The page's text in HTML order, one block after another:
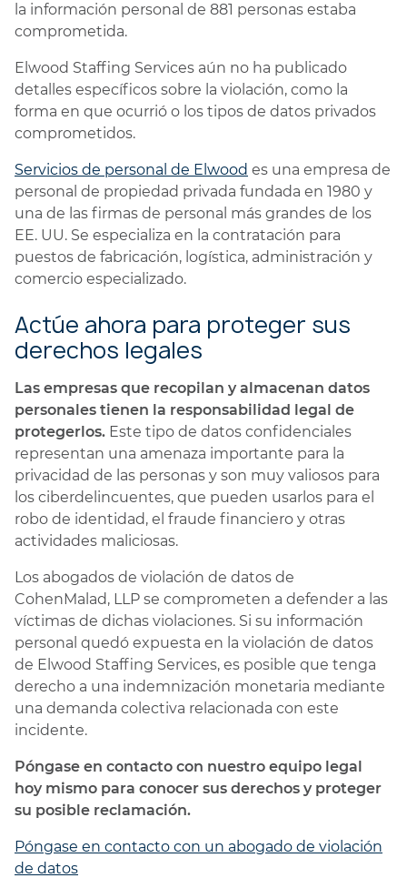
la información personal de 881 personas estaba
comprometida.
Elwood Staffing Services aún no ha publicado
detalles específicos sobre la violación, como la
forma en que ocurrió o los tipos de datos privados
comprometidos.
Servicios de personal de Elwood es una empresa de
personal de propiedad privada fundada en 1980 y
una de las firmas de personal más grandes de los
EE. UU. Se especializa en la contratación para
puestos de fabricación, logística, administración y
comercio especializado.
Actúe ahora para proteger sus
derechos legales
Las empresas que recopilan y almacenan datos
personales tienen la responsabilidad legal de
protegerlos. Este tipo de datos confidenciales
representan una amenaza importante para la
privacidad de las personas y son muy valiosos para
los ciberdelincuentes, que pueden usarlos para el
robo de identidad, el fraude financiero y otras
actividades maliciosas.
Los abogados de violación de datos de
CohenMalad, LLP se comprometen a defender a las
víctimas de dichas violaciones. Si su información
personal quedó expuesta en la violación de datos
de Elwood Staffing Services, es posible que tenga
derecho a una indemnización monetaria mediante
una demanda colectiva relacionada con este
incidente.
Póngase en contacto con nuestro equipo legal
hoy mismo para conocer sus derechos y proteger
su posible reclamación.
Póngase en contacto con un abogado de violación
de datos